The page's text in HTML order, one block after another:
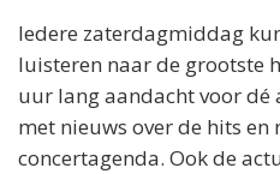
Iedere zaterdagmiddag
luisteren naar de grootste
uur lang aandacht voor
met nieuws over de hits
concertagenda. Ook de